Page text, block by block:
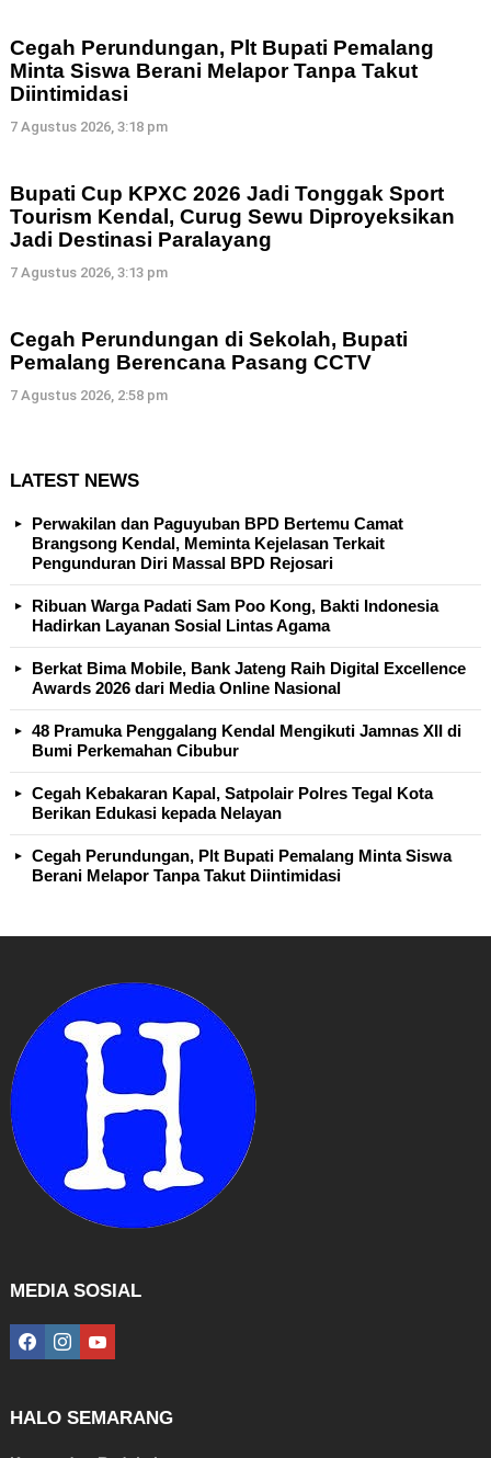
Cegah Perundungan, Plt Bupati Pemalang
Minta Siswa Berani Melapor Tanpa Takut
Diintimidasi
7 Agustus 2026, 3:18 pm
Bupati Cup KPXC 2026 Jadi Tonggak Sport
Tourism Kendal, Curug Sewu Diproyeksikan
Jadi Destinasi Paralayang
7 Agustus 2026, 3:13 pm
Cegah Perundungan di Sekolah, Bupati
Pemalang Berencana Pasang CCTV
7 Agustus 2026, 2:58 pm
LATEST NEWS
Perwakilan dan Paguyuban BPD Bertemu Camat
Brangsong Kendal, Meminta Kejelasan Terkait
Pengunduran Diri Massal BPD Rejosari
Ribuan Warga Padati Sam Poo Kong, Bakti Indonesia
Hadirkan Layanan Sosial Lintas Agama
Berkat Bima Mobile, Bank Jateng Raih Digital Excellence
Awards 2026 dari Media Online Nasional
48 Pramuka Penggalang Kendal Mengikuti Jamnas XII di
Bumi Perkemahan Cibubur
Cegah Kebakaran Kapal, Satpolair Polres Tegal Kota
Berikan Edukasi kepada Nelayan
Cegah Perundungan, Plt Bupati Pemalang Minta Siswa
Berani Melapor Tanpa Takut Diintimidasi
MEDIA SOSIAL
facebookinstagramyoutube
HALO SEMARANG